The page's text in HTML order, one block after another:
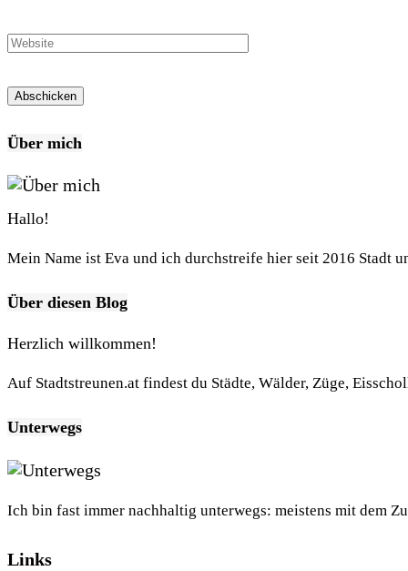
Über mich
Hallo!
Mein Name ist Eva und ich durchstreife hier seit 2016 Stadt
Über diesen Blog
Herzlich willkommen!
Auf Stadtstreunen.at findest du Städte, Wälder, Züge,
Unterwegs
Ich bin fast immer nachhaltig unterwegs: meistens mit dem
Links